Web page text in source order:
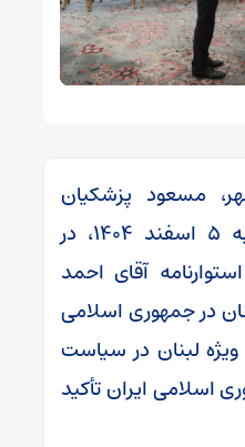
مسعود پزشکیان
بعدازظهر امروز سه‌شنبه ۵ اسفند ۱۴۰۴، در
آقای احمد
در جمهوری اسلامی
ویژه لبنان در سیاست
اسلامی ایران تأکید